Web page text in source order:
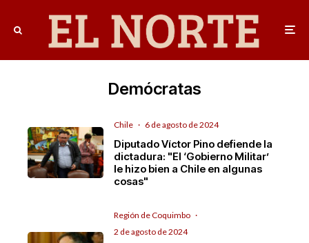
Demócratas
Chile · 6 de agosto de 2024
Diputado Víctor Pino defiende la
dictadura: "El ‘Gobierno Militar’
le hizo bien a Chile en algunas
cosas"
Región de Coquimbo ·
2 de agosto de 2024